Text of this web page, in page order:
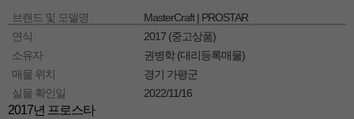
브랜드 및 모델명
MasterCraft | PROSTAR
연식
2017 (중고상품)
소유자
권병학 (대리등록매물)
매물 위치
경기 가평군
실물 확인일
2022/11/16
2017년 프로스타